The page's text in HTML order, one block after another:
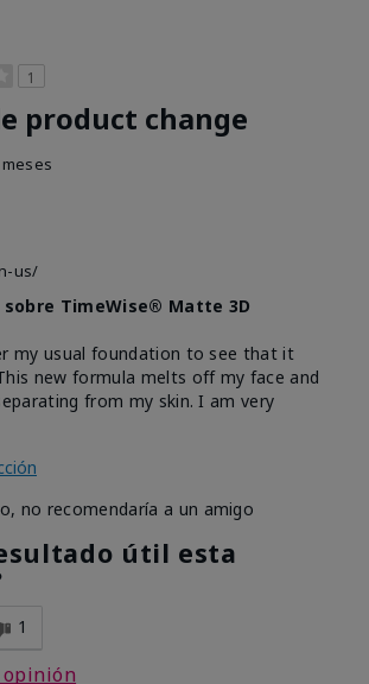
1
product change
meses
us/
TimeWise® Matte 3D
my usual foundation to see that it
new formula melts off my face and
from my skin. I am very
no recomendaría a un amigo
útil esta
1